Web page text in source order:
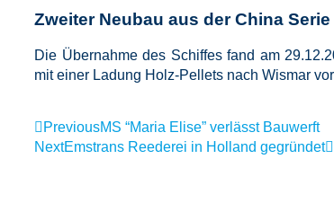
Zweiter Neubau aus der China
Die Übernahme des Schiffes fand am
mit einer Ladung Holz-Pellets nach Wismar
PreviousMS “Maria Elise” verlässt Bauwerft
NextEmstrans Reederei in Holland gegründet